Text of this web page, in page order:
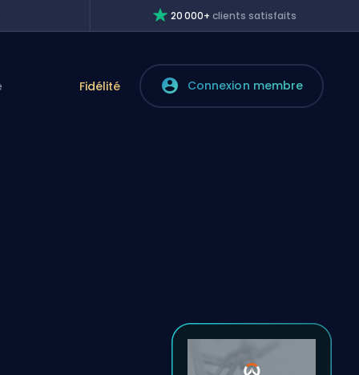
20 000+clients satisfaits
Fidélité Connexion membre